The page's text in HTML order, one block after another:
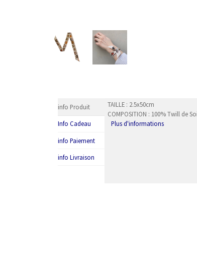
info Produit
Info Cadeau
info Paiement
info Livraison
TAILLE : 2.5x50cm
COMPOSITION : 100% Twill de
Plus d'informations